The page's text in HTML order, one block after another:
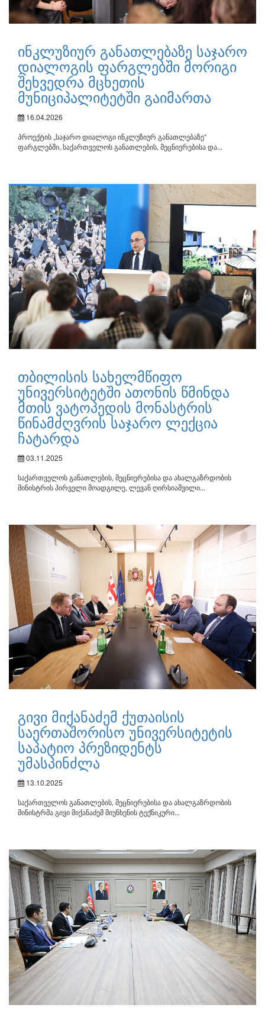
ინკლუზიურ განათლებაზე საჯარო
დიალოგის ფარგლებში მორიგი
შეხვედრა მცხეთის
მუნიციპალიტეტში გაიმართა
16.04.2026
პროექტის „საჯარო დიალოგი ინკლუზიურ განათლებაზე“
ფარგლებში, საქართველოს განათლების, მეცნიერებისა და...
თბილისის სახელმწიფო
უნივერსიტეტში ათონის წმინდა
მთის ვატოპედის მონასტრის
წინამძღვრის საჯარო ლექცია
ჩატარდა
03.11.2025
საქართველოს განათლების, მეცნიერებისა და ახალგაზრდობის
მინისტრის პირველი მოადგილე, ლევან ღირსიაშვილი...
გივი მიქანაძემ ქუთაისის
საერთაშორისო უნივერსიტეტის
საპატიო პრეზიდენტს
უმასპინძლა
13.10.2025
საქართველოს განათლების, მეცნიერებისა და ახალგაზრდობის
მინისტრმა გივი მიქანაძემ მიუნხენის ტექნიკური...